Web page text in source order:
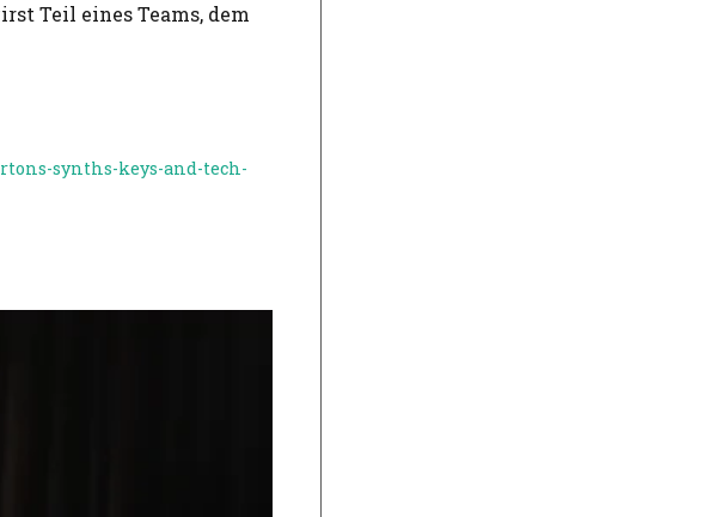
Teil eines Teams, dem
synths-keys-and-tech-